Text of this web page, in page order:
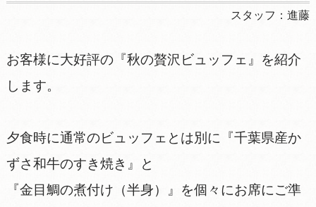
スタッフ：進藤
お客様に大好評の『秋の贅沢ビュッフェ』を紹介
します。
夕食時に通常のビュッフェとは別に『千葉県産か
ずさ和牛のすき焼き』と
『金目鯛の煮付け（半身）』を個々にお席にご準